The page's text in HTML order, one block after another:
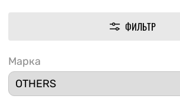
ФИЛЬТР
Марка